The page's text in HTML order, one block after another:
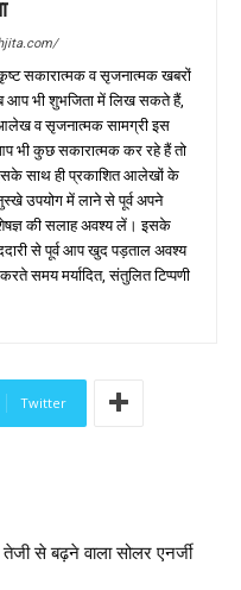
सकारात्मक व सृजनात्मक खबरों
आप भी शुभजिता में लिख सकते हैं,
व सृजनात्मक सामग्री इस
भी कुछ सकारात्मक कर रहे हैं तो
साथ ही प्रकाशित आलेखों के
उपयोग में लाने से पूर्व अपने
की सलाह अवश्य लें। इसके
से पूर्व आप खुद पड़ताल अवश्य
समय मर्यादित, संतुलित टिप्पणी
Twitter
से बढ़ने वाला सोलर एनर्जी